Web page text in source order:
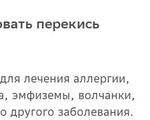
перекись
лечения аллергии,
эмфиземы, волчанки,
другого заболевания.